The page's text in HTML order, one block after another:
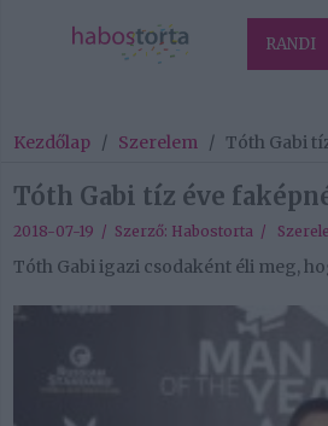
RANDI
Kezdőlap / Szerelem / Tóth Gabi
Tóth Gabi tíz éve
2018-07-19 / Szerző: Habostorta /
Tóth Gabi igazi csodaként éli meg,